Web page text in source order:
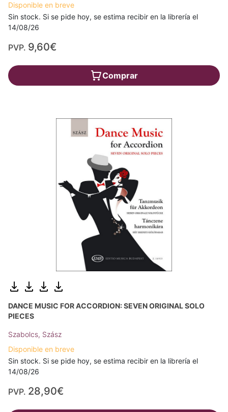
Disponible en breve
Sin stock. Si se pide hoy, se estima recibir en la librería el
14/08/26
PVP. 9,60€
Comprar
DANCE MUSIC FOR ACCORDION: SEVEN ORIGINAL SOLO
PIECES
Szabolcs, Szász
Disponible en breve
Sin stock. Si se pide hoy, se estima recibir en la librería el
14/08/26
PVP. 28,90€